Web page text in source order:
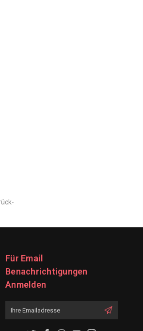
Für Email
Benachrichtigungen
Anmelden